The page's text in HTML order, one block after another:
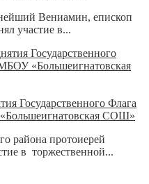
Вениамин, епископ
участие в...
Государственного Флага
СОШ»
района протоиерей
в торжественной...